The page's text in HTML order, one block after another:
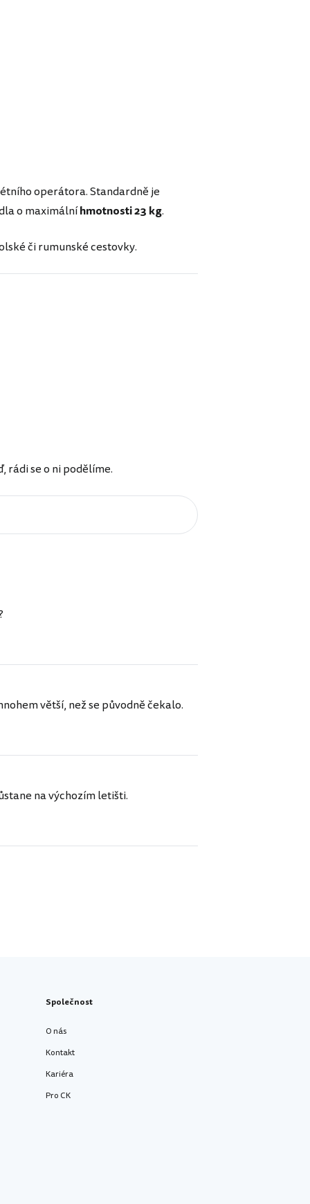
operátora. Standardně je
o maximálníhmotnosti 23 kg.
či rumunské cestovky.
rádi se o ni podělíme.
větší, než se původně čekalo.
na výchozím letišti.
Společnost
O nás
Kontakt
Kariéra
Pro CK